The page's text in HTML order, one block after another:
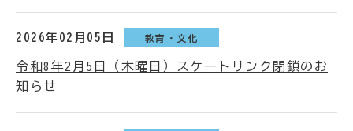
2026年02月05日 教育・文化
令和8年2月5日（木曜日）スケートリンク閉鎖のお
知らせ